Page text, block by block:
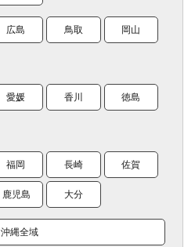
広島 鳥取 岡山
愛媛 香川 徳島
福岡 長崎 佐賀
鹿児島 大分
沖縄全域